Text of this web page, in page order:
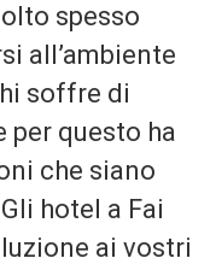
spesso
all’ambiente
soffre di
per questo ha
che siano
hotel a Fai
ai vostri